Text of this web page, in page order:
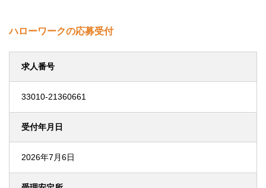
ハローワークの応募受付
求人番号
33010-21360661
受付年月日
2026年7月6日